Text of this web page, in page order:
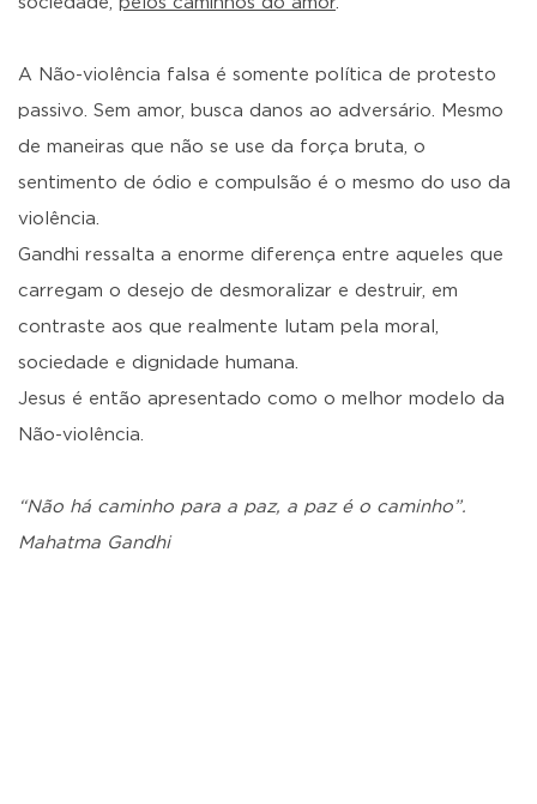
A Não-violência falsa é somente política de protesto
passivo. Sem amor, busca danos ao adversário. Mesmo
de maneiras que não se use da força bruta, o
sentimento de ódio e compulsão é o mesmo do uso da
violência.
Gandhi ressalta a enorme diferença entre aqueles que
carregam o desejo de desmoralizar e destruir, em
contraste aos que realmente lutam pela moral,
sociedade e dignidade humana.
Jesus é então apresentado como o melhor modelo da
Não-violência.
“Não há caminho para a paz, a paz é o caminho”.
Mahatma Gandhi